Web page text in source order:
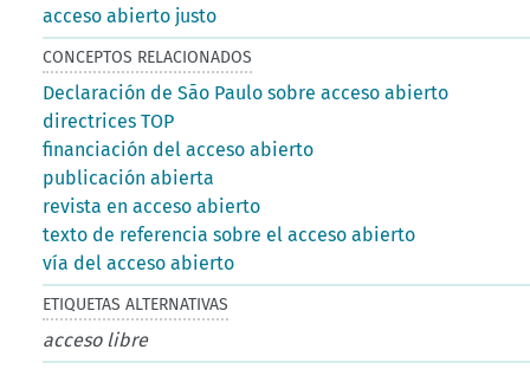
acceso abierto justo
CONCEPTOS RELACIONADOS
Declaración de São Paulo sobre acceso abierto
directrices TOP
financiación del acceso abierto
publicación abierta
revista en acceso abierto
texto de referencia sobre el acceso abierto
vía del acceso abierto
ETIQUETAS ALTERNATIVAS
acceso libre